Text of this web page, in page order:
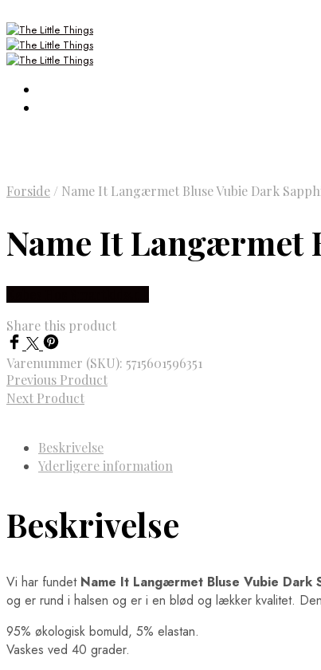
Forside / Name It Langærmet Bluse Vubie Dark
Name It Langærmet
Share this product
Varenummer (SKU): 5715601596351
Previous Product
Next Product
Beskrivelse
Yderligere information
Beskrivelse
Vi har fundet Name It Langærmet Bluse Vubie Dark
og er rund i halsen og er i en blød og lækker kvalitet.
95% økologisk bomuld, 5% elastan.
Vaskes ved 40 grader.